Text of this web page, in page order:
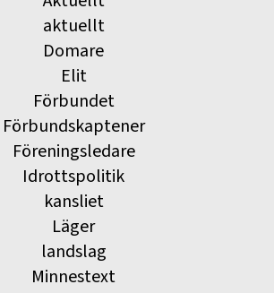
aktuellt
Domare
Elit
Förbundet
Förbundskaptener
Föreningsledare
Idrottspolitik
kansliet
Läger
landslag
Minnestext